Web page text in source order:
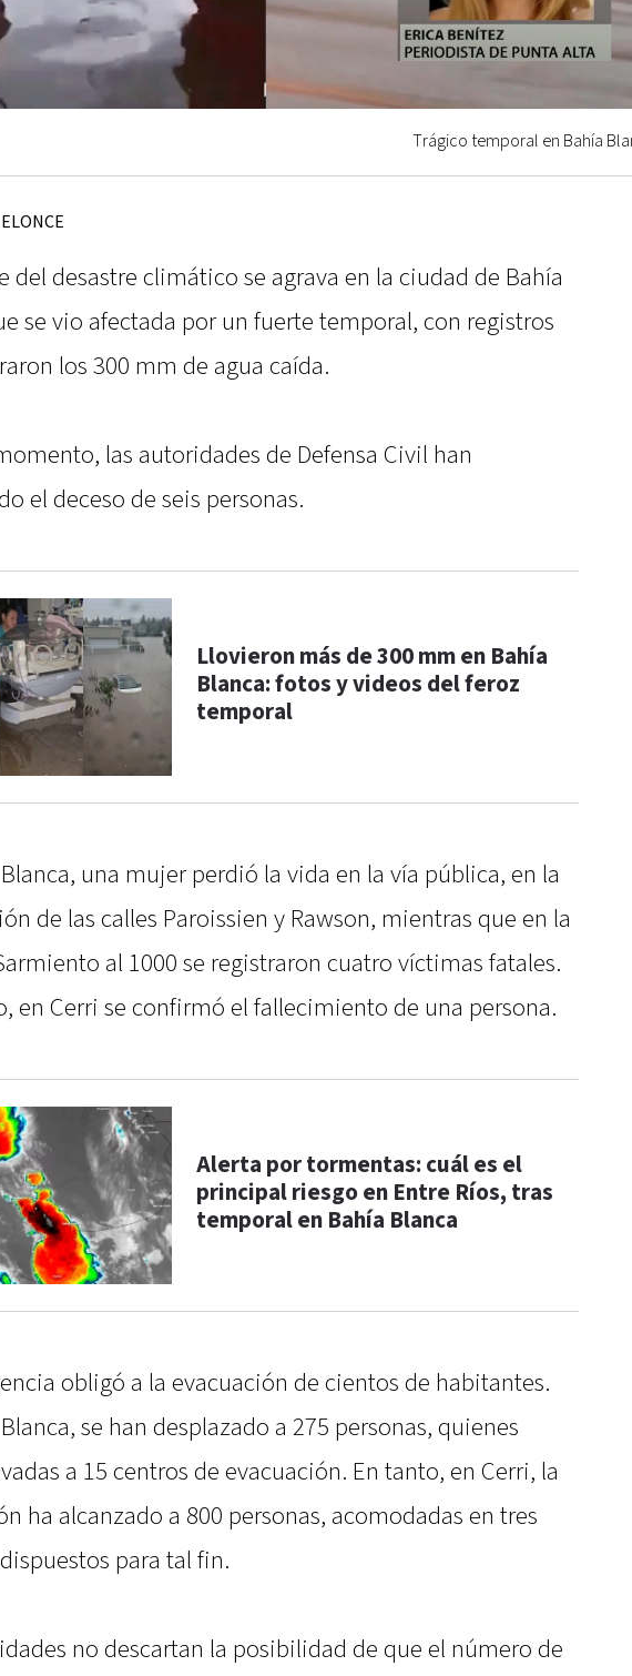
Trágico temporal en Bahía
del desastre climático se agrava en la ciudad de Bahía
se vio afectada por un fuerte temporal, con registros
los 300 mm de agua caída.
las autoridades de Defensa Civil han
el deceso de seis personas.
Llovieron más de 300 mm en Bahía
Blanca: fotos y videos del feroz
temporal
una mujer perdió la vida en la vía pública, en la
de las calles Paroissien y Rawson, mientras que en la
al 1000 se registraron cuatro víctimas fatales.
en Cerri se confirmó el fallecimiento de una persona.
Alerta por tormentas: cuál es el
principal riesgo en Entre Ríos, tras
temporal en Bahía Blanca
obligó a la evacuación de cientos de habitantes.
se han desplazado a 275 personas, quienes
a 15 centros de evacuación. En tanto, en Cerri, la
ha alcanzado a 800 personas, acomodadas en tres
para tal fin.
no descartan la posibilidad de que el número de